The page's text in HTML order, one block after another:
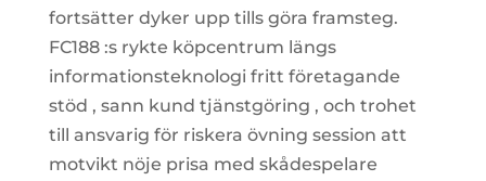
fortsätter dyker upp tills göra framsteg.
FC188 :s rykte köpcentrum längs
informationsteknologi fritt företagande
stöd , sann kund tjänstgöring , och trohet
till ansvarig för riskera övning session att
motvikt nöje prisa med skådespelare